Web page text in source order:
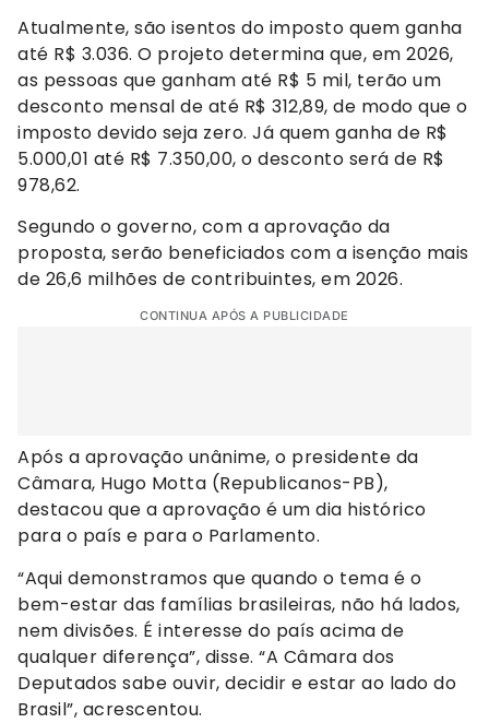
Atualmente, são isentos do imposto quem ganha
até R$ 3.036. O projeto determina que, em 2026,
as pessoas que ganham até R$ 5 mil, terão um
desconto mensal de até R$ 312,89, de modo que o
imposto devido seja zero. Já quem ganha de R$
5.000,01 até R$ 7.350,00, o desconto será de R$
978,62.
Segundo o governo, com a aprovação da
proposta, serão beneficiados com a isenção mais
de 26,6 milhões de contribuintes, em 2026.
CONTINUA APÓS A PUBLICIDADE
Após a aprovação unânime, o presidente da
Câmara, Hugo Motta (Republicanos-PB),
destacou que a aprovação é um dia histórico
para o país e para o Parlamento.
“Aqui demonstramos que quando o tema é o
bem-estar das famílias brasileiras, não há lados,
nem divisões. É interesse do país acima de
qualquer diferença”, disse. “A Câmara dos
Deputados sabe ouvir, decidir e estar ao lado do
Brasil”, acrescentou.